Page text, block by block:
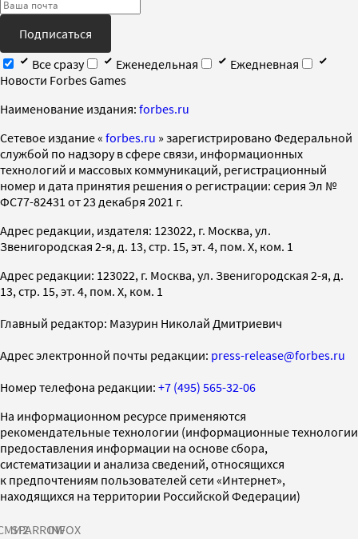
Подписаться
Все сразу
Еженедельная
Ежедневная
Новости Forbes Games
Наименование издания: forbes.ru
Cетевое издание « forbes.ru » зарегистрировано Федеральной
службой по надзору в сфере связи, информационных
технологий и массовых коммуникаций, регистрационный
номер и дата принятия решения о регистрации: серия Эл №
ФС77-82431 от 23 декабря 2021 г.
Адрес редакции, издателя: 123022, г. Москва, ул.
Звенигородская 2-я, д. 13, стр. 15, эт. 4, пом. X, ком. 1
Адрес редакции: 123022, г. Москва, ул. Звенигородская 2-я, д.
13, стр. 15, эт. 4, пом. X, ком. 1
Главный редактор: Мазурин Николай Дмитриевич
Адрес электронной почты редакции: press-release@forbes.ru
Номер телефона редакции: +7 (495) 565-32-06
На информационном ресурсе применяются
рекомендательные технологии (информационные технологии
предоставления информации на основе сбора,
систематизации и анализа сведений, относящихся
к предпочтениям пользователей сети «Интернет»,
находящихся на территории Российской Федерации)
SPARROWINFOX